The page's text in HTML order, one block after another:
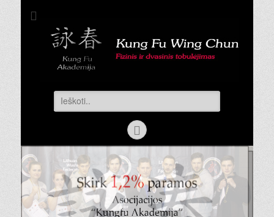
Akademija
Search
for:
Facebook